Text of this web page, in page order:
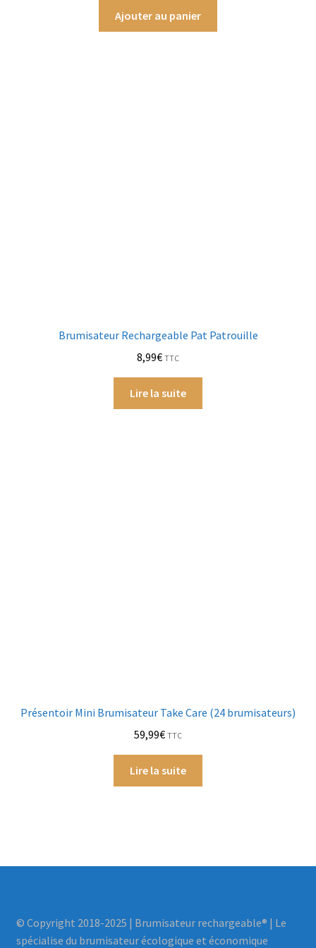
Ajouter au panier
Brumisateur Rechargeable Pat Patrouille
8,99€ TTC
Lire la suite
Présentoir Mini Brumisateur Take Care (24 brumisateurs)
59,99€ TTC
Lire la suite
© Copyright 2018-2025 | Brumisateur rechargeable®️ | Le
spécialise du brumisateur écologique et économique